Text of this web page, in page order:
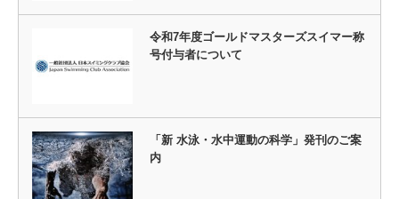
令和7年度ゴールドマスターズスイマー称
号付与者について
「新 水泳・水中運動の科学」発刊のご案
内